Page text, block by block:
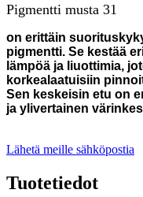
Pigmentti musta 31
on erittäin
pigmentti. Se kestää
lämpöä ja liuottimia,
korkealaatuisiin
Sen keskeisin etu on
ja ylivertainen
Lähetä meille sähköpostia
Tuotetiedot